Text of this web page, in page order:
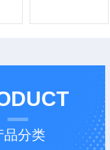
品分类